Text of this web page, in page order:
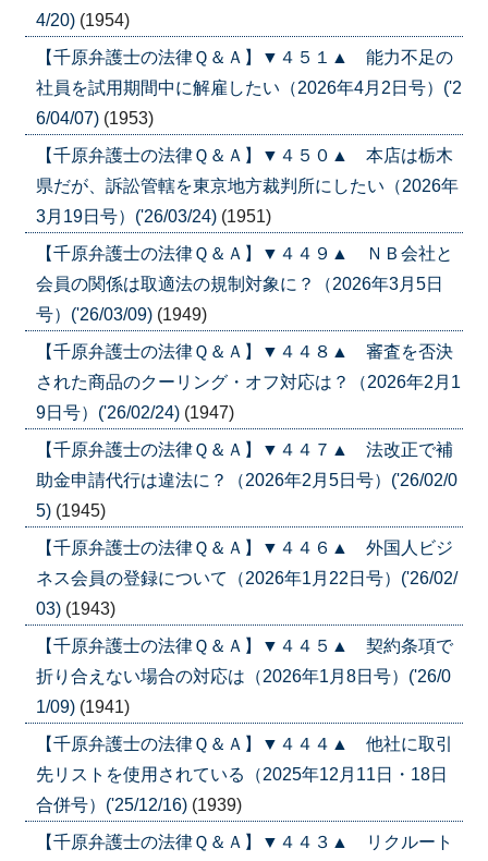
4/20) (1954)
【千原弁護士の法律Ｑ＆Ａ】▼４５１▲ 能力不足の
社員を試用期間中に解雇したい（2026年4月2日号）('2
6/04/07) (1953)
【千原弁護士の法律Ｑ＆Ａ】▼４５０▲ 本店は栃木
県だが、訴訟管轄を東京地方裁判所にしたい（2026年
3月19日号）('26/03/24) (1951)
【千原弁護士の法律Ｑ＆Ａ】▼４４９▲ ＮＢ会社と
会員の関係は取適法の規制対象に？（2026年3月5日
号）('26/03/09) (1949)
【千原弁護士の法律Ｑ＆Ａ】▼４４８▲ 審査を否決
された商品のクーリング・オフ対応は？（2026年2月1
9日号）('26/02/24) (1947)
【千原弁護士の法律Ｑ＆Ａ】▼４４７▲ 法改正で補
助金申請代行は違法に？（2026年2月5日号）('26/02/0
5) (1945)
【千原弁護士の法律Ｑ＆Ａ】▼４４６▲ 外国人ビジ
ネス会員の登録について（2026年1月22日号）('26/02/
03) (1943)
【千原弁護士の法律Ｑ＆Ａ】▼４４５▲ 契約条項で
折り合えない場合の対応は（2026年1月8日号）('26/0
1/09) (1941)
【千原弁護士の法律Ｑ＆Ａ】▼４４４▲ 他社に取引
先リストを使用されている（2025年12月11日・18日
合併号）('25/12/16) (1939)
【千原弁護士の法律Ｑ＆Ａ】▼４４３▲ リクルート